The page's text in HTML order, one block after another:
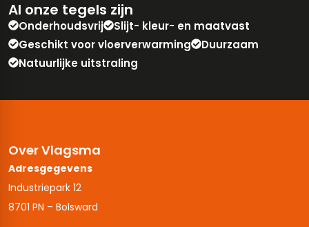
Al onze tegels zijn
Onderhoudsvrij
Slijt- kleur- en maatvast
Geschikt voor vloerverwarming
Duurzaam
Natuurlijke uitstraling
Over Vlagsma
Adresgegevens
Industriepark 12
8701 PN – Bolsward